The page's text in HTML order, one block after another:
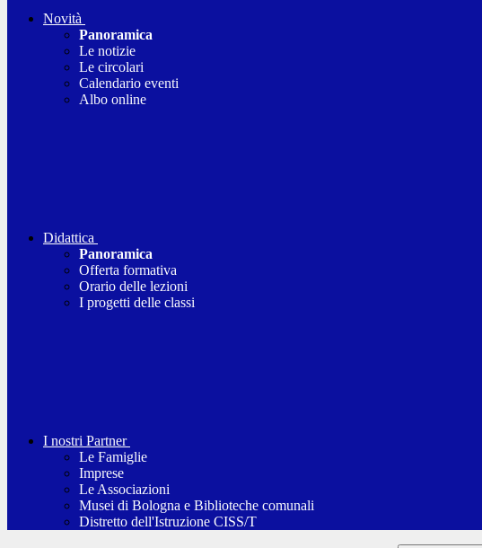
Novità
Panoramica
Le notizie
Le circolari
Calendario eventi
Albo online
Didattica
Panoramica
Offerta formativa
Orario delle lezioni
I progetti delle classi
I nostri Partner
Le Famiglie
Imprese
Le Associazioni
Musei di Bologna e Biblioteche comunali
Distretto dell'Istruzione CISS/T